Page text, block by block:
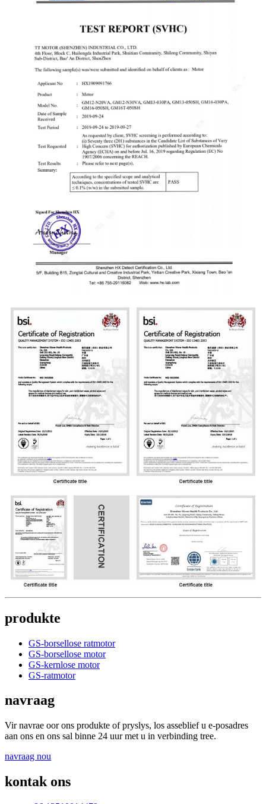
produkte
GS-borsellose ratmotor
GS-borsellose motor
GS-kernlose motor
GS-ratmotor
navraag
Vir navrae oor ons produkte of pryslys, los asseblief u e-posadres
aan ons en ons sal binne 24 uur met u in verbinding tree.
navraag nou
kontak ons